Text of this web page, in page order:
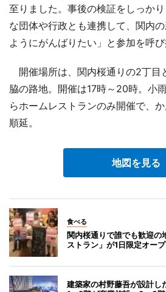
至りました。事後の検証をしっか
な団体や行政とも連携して、関内
ようにがんばりたい」と参加を呼び
開催場所は、関内桜通りの2丁目
脇の路地。開催は17時～20時。小
らホームレストランのみ開催で、
順延。
地図を見る
食べる
関内桜通りで誰でも歓迎の
ストラン」が1日限定オー
建築家の村野藤吾が設計し